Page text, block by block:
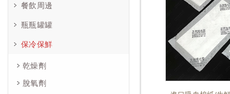
餐飲周邊
瓶瓶罐罐
保冷保鮮
乾燥劑
脫氧劑